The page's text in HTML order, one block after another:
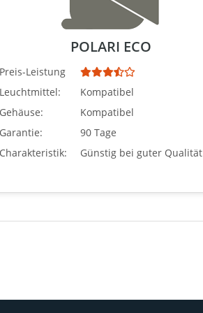
POLARI ECO
Preis-Leistung
Leuchtmittel:
Kompatibel
Gehäuse:
Kompatibel
Garantie:
90 Tage
Charakteristik:
Günstig bei guter Qualität